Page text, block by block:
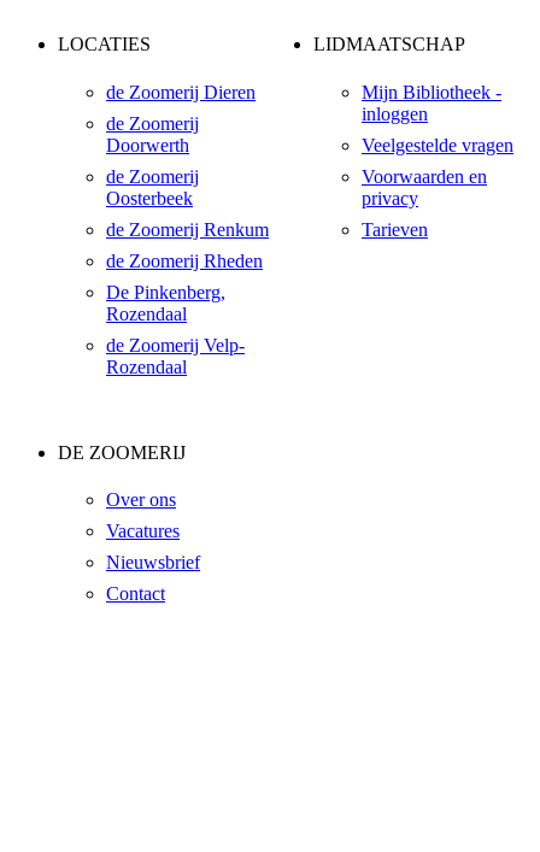
LOCATIES
de Zoomerij Dieren
de Zoomerij
Doorwerth
de Zoomerij
Oosterbeek
de Zoomerij Renkum
de Zoomerij Rheden
De Pinkenberg,
Rozendaal
de Zoomerij Velp-
Rozendaal
LIDMAATSCHAP
Mijn Bibliotheek -
inloggen
Veelgestelde vragen
Voorwaarden en
privacy
Tarieven
DE ZOOMERIJ
Over ons
Vacatures
Nieuwsbrief
Contact